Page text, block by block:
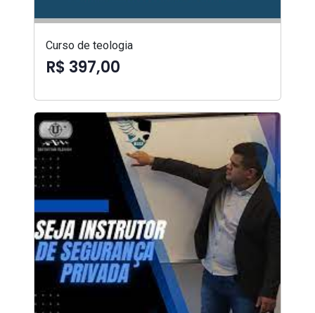
Curso de teologia
R$ 397,00